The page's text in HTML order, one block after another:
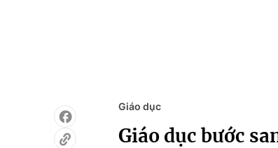
Giáo dục
Giáo dục bước